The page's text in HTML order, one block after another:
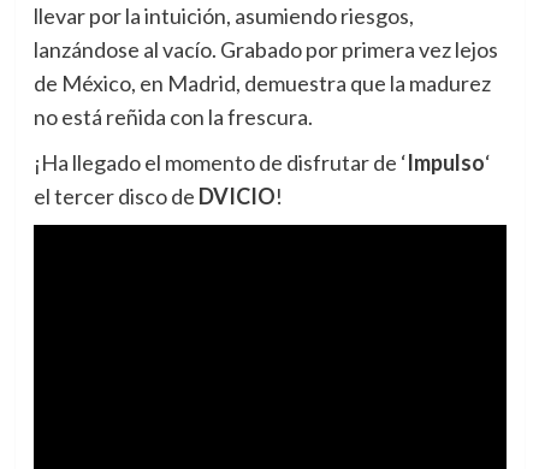
llevar por la intuición, asumiendo riesgos,
lanzándose al vacío. Grabado por primera vez lejos
de México, en Madrid, demuestra que la madurez
no está reñida con la frescura.
¡Ha llegado el momento de disfrutar de ‘Impulso‘
el tercer disco de DVICIO!